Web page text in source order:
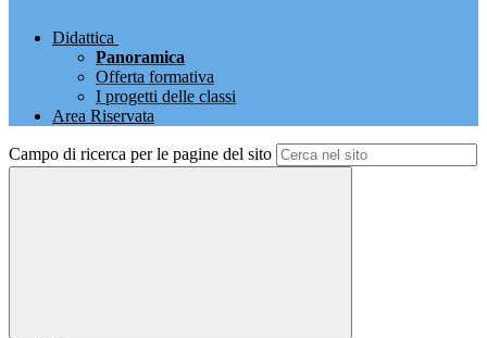
Didattica
Panoramica
Offerta formativa
I progetti delle classi
Area Riservata
Campo di ricerca per le pagine del sito